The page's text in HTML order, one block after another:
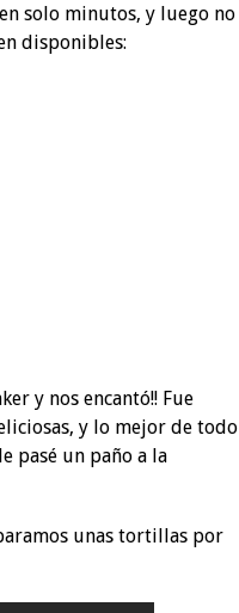
solo minutos, y luego no
disponibles:
y nos encantó!! Fue
y lo mejor de todo
pasé un paño a la
unas tortillas por